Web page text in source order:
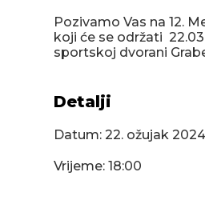
Pozivamo Vas na 12.
koji će se održati
sportskoj dvorani
Detalji
Datum:22. ožujak
Vrijeme: 18:00